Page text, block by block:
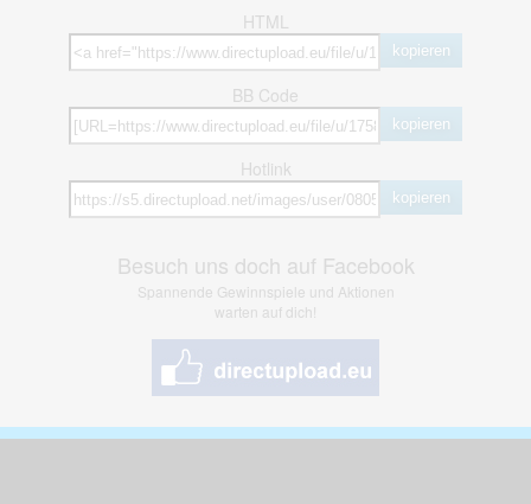
HTML
kopieren
BB Code
kopieren
Hotlink
kopieren
Besuch uns doch auf Facebook
Spannende Gewinnspiele und Aktionen
warten auf dich!